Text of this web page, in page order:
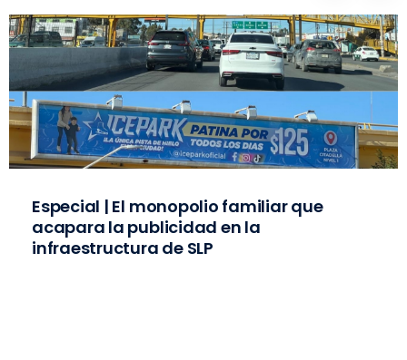
Especial | El monopolio familiar que
acapara la publicidad en la
infraestructura de SLP